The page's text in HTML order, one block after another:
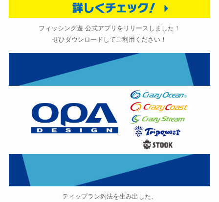
フィッシング遊 公式アプリをリリースしました！
ぜひダウンロードしてご利用ください！
ティップラン釣法を生み出した、